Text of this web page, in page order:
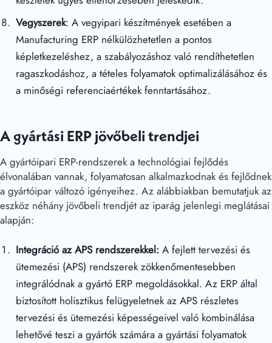
Vegyszerek: A vegyipari készítmények esetében a
Manufacturing ERP nélkülözhetetlen a pontos
képletkezeléshez, a szabályozáshoz való rendíthetetlen
ragaszkodáshoz, a tételes folyamatok optimalizálásához és
a minőségi referenciaértékek fenntartásához.
A gyártási ERP jövőbeli trendjei
A gyártóipari ERP-rendszerek a technológiai fejlődés
élvonalában vannak, folyamatosan alkalmazkodnak és fejlődnek
a gyártóipar változó igényeihez. Az alábbiakban bemutatjuk az
eszköz néhány jövőbeli trendjét az iparág jelenlegi meglátásai
alapján:
Integráció az APS rendszerekkel: A fejlett tervezési és
ütemezési (APS) rendszerek zökkenőmentesebben
integrálódnak a gyártó ERP megoldásokkal. Az ERP által
biztosított holisztikus felügyeletnek az APS részletes
tervezési és ütemezési képességeivel való kombinálása
lehetővé teszi a gyártók számára a gyártási folyamatok